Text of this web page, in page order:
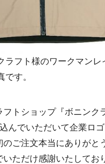
ラフト様のワークマンレ
す。
トショップ『ボニンク
んでいただいて企業ロ
ご注文本当にありがと
ただけ感謝いたしてお